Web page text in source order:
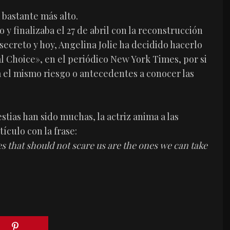
más alto.
y finalizaba el 27 de abril con la reconstrucción
y hoy, Angelina Jolie ha decidido hacerlo
en el periódico New York Times, por si
mismo riesgo o antecedentes a conocer las
han sido muchas, la actriz anima a las
con la frase:
should not scare us are the ones we can take